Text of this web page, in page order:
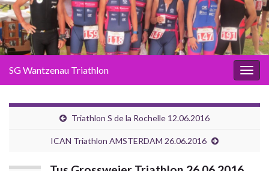
SG Wantzenau Triathlon
Triathlon S de la Rochelle 12.06.2016
ICAN Triathlon AMSTERDAM 26.06.2016